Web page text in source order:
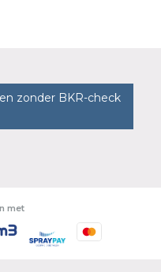
zonder BKR-check
met